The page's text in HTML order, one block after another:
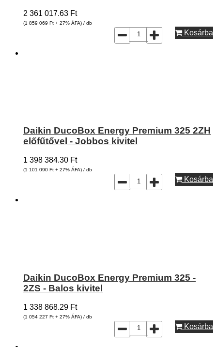
2 361 017.63 Ft
(1 859 069 Ft + 27% ÁFA) / db
Kosárba
Daikin DucoBox Energy Premium 325 2ZH
előfűtővel - Jobbos kivitel
1 398 384.30 Ft
(1 101 090 Ft + 27% ÁFA) / db
Kosárba
Daikin DucoBox Energy Premium 325 -
2ZS - Balos kivitel
1 338 868.29 Ft
(1 054 227 Ft + 27% ÁFA) / db
Kosárba